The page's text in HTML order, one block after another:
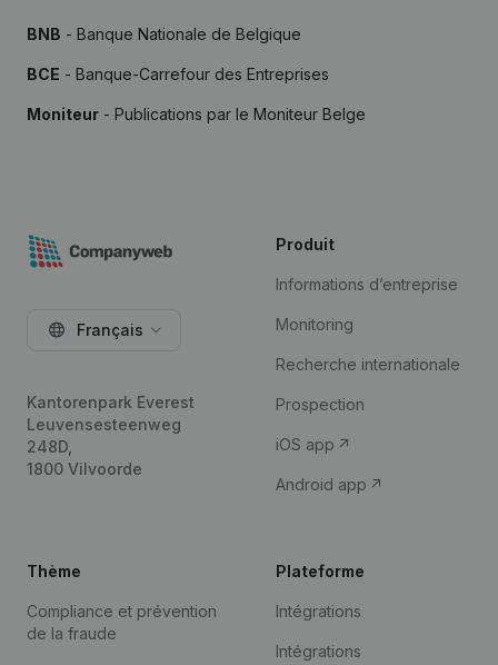
BNB - Banque Nationale de Belgique
BCE - Banque-Carrefour des Entreprises
Moniteur - Publications par le Moniteur Belge
Français
Kantorenpark Everest
Leuvensesteenweg
248D,
1800 Vilvoorde
Produit
Informations d’entreprise
Monitoring
Recherche internationale
Prospection
iOS app
Android app
Thème
Compliance et prévention
de la fraude
Plateforme
Intégrations
Intégrations